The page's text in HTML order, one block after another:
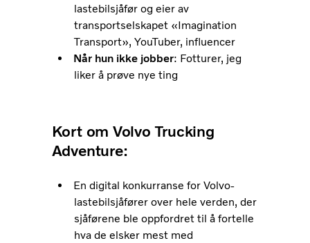
lastebilsjåfør og eier av
transportselskapet «Imagination
Transport», YouTuber, influencer
Når hun ikke jobber: Fotturer, jeg
liker å prøve nye ting
Kort om Volvo Trucking
Adventure:
En digital konkurranse for Volvo-
lastebilsjåfører over hele verden, der
sjåførene ble oppfordret til å fortelle
hva de elsker mest med